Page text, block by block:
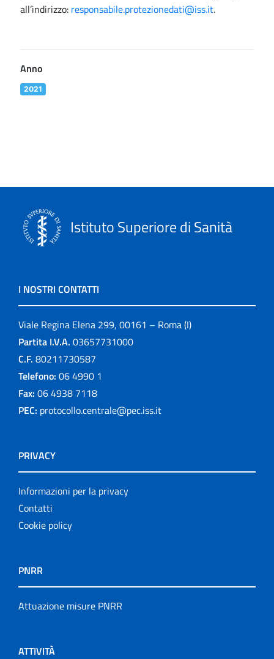
all’indirizzo: responsabile.protezionedati@iss.it.
Anno
2021
Istituto Superiore di Sanità
I NOSTRI CONTATTI
Viale Regina Elena 299, 00161 – Roma (I)
Partita I.V.A. 03657731000
C.F. 80211730587
Telefono: 06 4990 1
Fax: 06 4938 7118
PEC: protocollo.centrale@pec.iss.it
PRIVACY
Informazioni per la privacy
Contatti
Cookie policy
PNRR
Attuazione misure PNRR
ATTIVITÀ